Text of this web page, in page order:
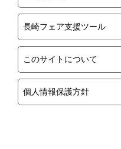
長崎フェア支援ツール
このサイトについて
個人情報保護方針